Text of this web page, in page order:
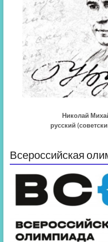
Николай
русский
Всероссийская